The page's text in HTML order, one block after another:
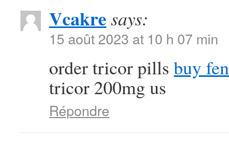
Vcakre says:
15 août 2023 at 10 h 07 min
order tricor pills buy
tricor 200mg us
Répondre